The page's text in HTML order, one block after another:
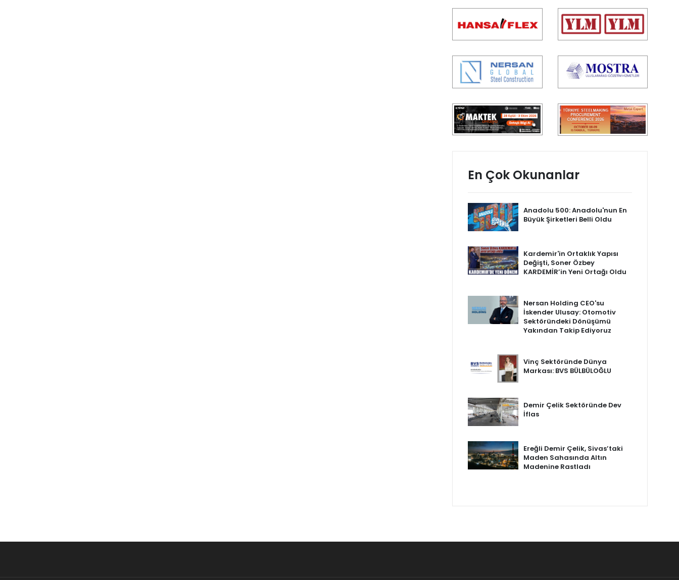
En Çok Okunanlar
Anadolu 500: Anadolu'nun En
Büyük Şirketleri Belli Oldu
Kardemir'in Ortaklık Yapısı
Değişti, Soner Özbey
KARDEMİR’in Yeni Ortağı Oldu
Nersan Holding CEO'su
İskender Ulusay: Otomotiv
Sektöründeki Dönüşümü
Yakından Takip Ediyoruz
Vinç Sektöründe Dünya
Markası: BVS BÜLBÜLOĞLU
Demir Çelik Sektöründe Dev
İflas
Ereğli Demir Çelik, Sivas’taki
Maden Sahasında Altın
Madenine Rastladı